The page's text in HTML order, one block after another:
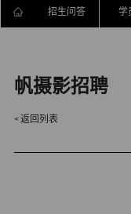
程 招生问答 学
帆摄影招聘
返回列表